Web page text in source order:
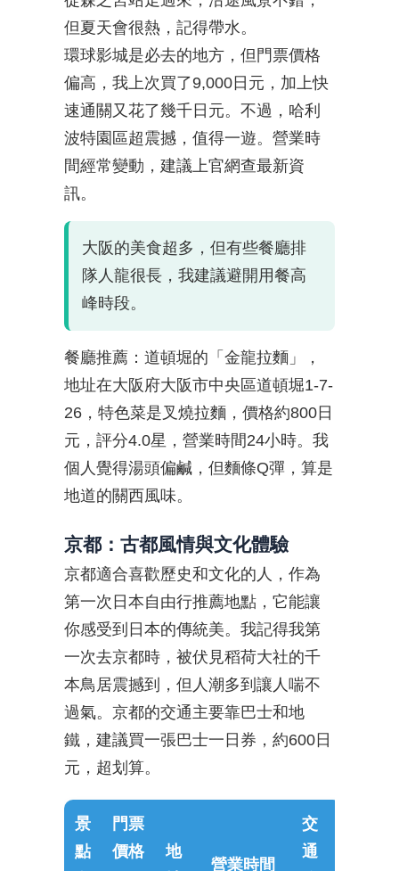
但夏天會很熱，記得帶水。
環球影城是必去的地方，但門票價格
偏高，我上次買了9,000日元，加上快
速通關又花了幾千日元。不過，哈利
波特園區超震撼，值得一遊。營業時
間經常變動，建議上官網查最新資
訊。
大阪的美食超多，但有些餐廳排
隊人龍很長，我建議避開用餐高
峰時段。
餐廳推薦：道頓堀的「金龍拉麵」，
地址在大阪府大阪市中央區道頓堀1-7-
26，特色菜是叉燒拉麵，價格約800日
元，評分4.0星，營業時間24小時。我
個人覺得湯頭偏鹹，但麵條Q彈，算是
地道的關西風味。
京都：古都風情與文化體驗
京都適合喜歡歷史和文化的人，作為
第一次日本自由行推薦地點，它能讓
你感受到日本的傳統美。我記得我第
一次去京都時，被伏見稻荷大社的千
本鳥居震撼到，但人潮多到讓人喘不
過氣。京都的交通主要靠巴士和地
鐵，建議買一張巴士一日券，約600日
元，超划算。
景
點
門票
價格
地
營業時間
交
通